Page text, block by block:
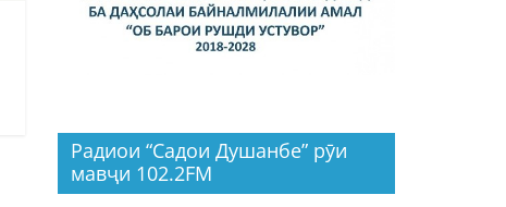
Радиои “Садои Душанбе” рӯи
мавҷи 102.2FM